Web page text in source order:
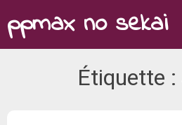
to
content
ppmax no sekai
Étiquette :